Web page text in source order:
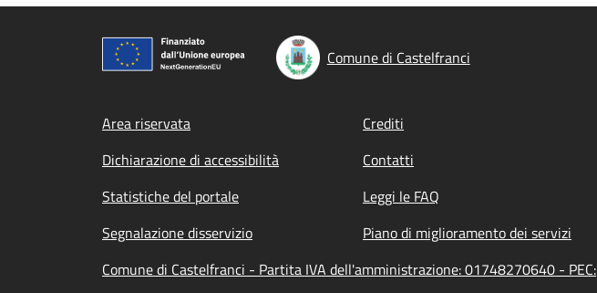
Comune di Castelfranci
Footer menu
Area riservata Crediti
Dichiarazione di accessibilità
Contatti
Statistiche del portale
Leggi le FAQ
Segnalazione disservizio
Piano di miglioramento dei servizi
Comune di Castelfranci - Partita IVA dell'amministrazione: 01748270640 - PEC: